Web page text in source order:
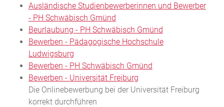
Ausländische Studienbewerberinnen und Bewerber
- PH Schwäbisch Gmünd
Beurlaubung - PH Schwäbisch Gmünd
Bewerben - Pädagogische Hochschule
Ludwigsburg
Bewerben - PH Schwäbisch Gmünd
Bewerben - Universität Freiburg
Die Onlinebewerbung bei der Universität Freiburg
korrekt durchführen